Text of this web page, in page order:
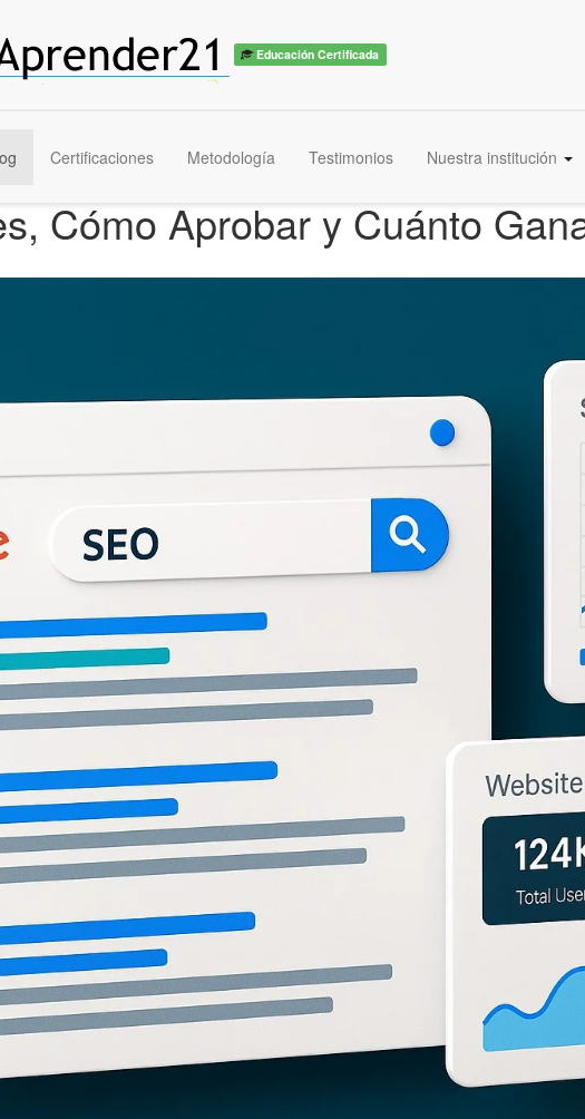
Educación Certificada
Certificaciones Metodología Testimonios Nuestra institución
Cómo Aprobar y Cuánto